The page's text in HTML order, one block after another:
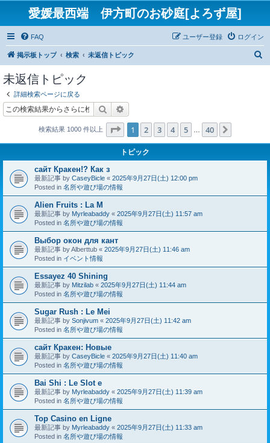
愛媛最西端 伊方町のお砂庭[よろず屋]
FAQ ログイン
ユーザー登録
掲示板トップ 検索 未返信トピック
未返信トピック
詳細検索ページに戻る
検索
検索結果 1000 件以上 ページ1 ／
1 2 3 4 5 40
トピック
сайт Кракен!? Как з
最新記事 by CaseyBicle « 2025年9月27日(土) 12:00 pm
Posted in 名所や遊び場の情報
Alien Fruits : La M
最新記事 by Myrleabaddy « 2025年9月27日(土) 11:57 am
Posted in 名所や遊び場の情報
Выбор окон для кант
最新記事 byAlberttub « 2025年9月27日(土) 11:46 am
Posted in イベント情報
Essayez 40 Shining
最新記事 by Mitzilab « 2025年9月27日(土) 11:44 am
Posted in 名所や遊び場の情報
Sugar Rush : Le Mei
最新記事 by Sonjivum « 2025年9月27日(土) 11:42 am
Posted in 名所や遊び場の情報
сайт Кракен: Новые
最新記事 by CaseyBicle « 2025年9月27日(土) 11:40 am
Posted in 名所や遊び場の情報
Bai Shi : Le Slot e
最新記事 by Myrleabaddy « 2025年9月27日(土) 11:39 am
Posted in 名所や遊び場の情報
Top Casino en Ligne
最新記事 by Myrleabaddy « 2025年9月27日(土) 11:33 am
Posted in 名所や遊び場の情報